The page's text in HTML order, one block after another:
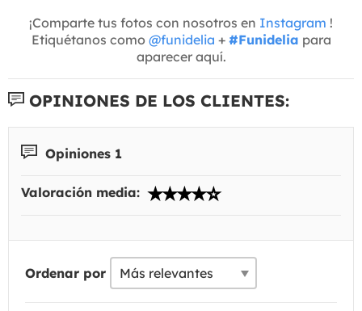
¡Comparte tus fotos con nosotros en Instagram !
Etiquétanos como @funidelia + #Funidelia para
aparecer aquí.
OPINIONES DE LOS CLIENTES:
Opiniones 1
Valoración media:
Ordenar por